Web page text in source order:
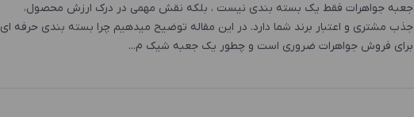
جعبه جواهرات فقط یک بسته بندی نیست ، بلکه نقش مهمی در درک ارزش محصول،
جذب مشتری و اعتبار برند شما دارد. در این مقاله توضیح میدهیم چرا بسته بندی حرفه ای
برای فروش جواهرات ضروری است و چطور یک جعبه شیک م...